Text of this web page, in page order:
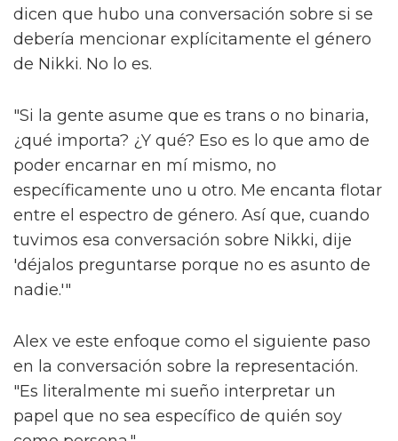
dicen que hubo una conversación sobre si se
debería mencionar explícitamente el género
de Nikki. No lo es.
"Si la gente asume que es trans o no binaria,
¿qué importa? ¿Y qué? Eso es lo que amo de
poder encarnar en mí mismo, no
específicamente uno u otro. Me encanta flotar
entre el espectro de género. Así que, cuando
tuvimos esa conversación sobre Nikki, dije
'déjalos preguntarse porque no es asunto de
nadie.'"
Alex ve este enfoque como el siguiente paso
en la conversación sobre la representación.
"Es literalmente mi sueño interpretar un
papel que no sea específico de quién soy